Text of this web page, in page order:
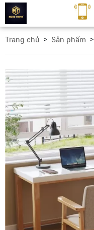
Trang chủ Sản phẩm